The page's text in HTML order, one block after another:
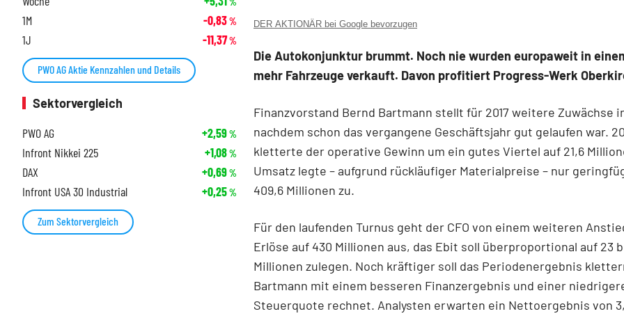
DER AKTIONÄR bei Google bevorzugen
Die Autokonjunktur brummt. Noch nie wurden europaweit in
mehr Fahrzeuge verkauft. Davon profitiert Progress-Werk
Finanzvorstand Bernd Bartmann stellt für 2017 weitere Zuwächse
nachdem schon das vergangene Geschäftsjahr gut gelaufen war.
kletterte der operative Gewinn um ein gutes Viertel auf 21,6
Umsatz legte – aufgrund rückläufiger Materialpreise – nur
409,6 Millionen zu.
Für den laufenden Turnus geht der CFO von einem weiteren
Erlöse auf 430 Millionen aus, das Ebit soll überproportional auf 23
Millionen zulegen. Noch kräftiger soll das Periodenergebnis
Bartmann mit einem besseren Finanzergebnis und einer
Steuerquote rechnet. Analysten erwarten ein Nettoergebnis von
1M -0,83%
1J -11,37%
PWO AG Aktie Kennzahlen und Details
Sektorvergleich
PWO AG
+2,59%
Infront Nikkei 225 +1,08%
DAX +0,69%
Infront USA 30 Industrial +0,25%
Zum Sektorvergleich